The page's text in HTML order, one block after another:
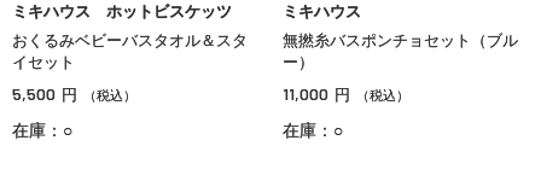
ミキハウス ホットビスケッツ
おくるみベビーバスタオル＆スタ
イセット
5,500 円 （税込）
在庫：○
ミキハウス
無撚糸バスポンチョセット（ブル
ー）
11,000 円 （税込）
在庫：○